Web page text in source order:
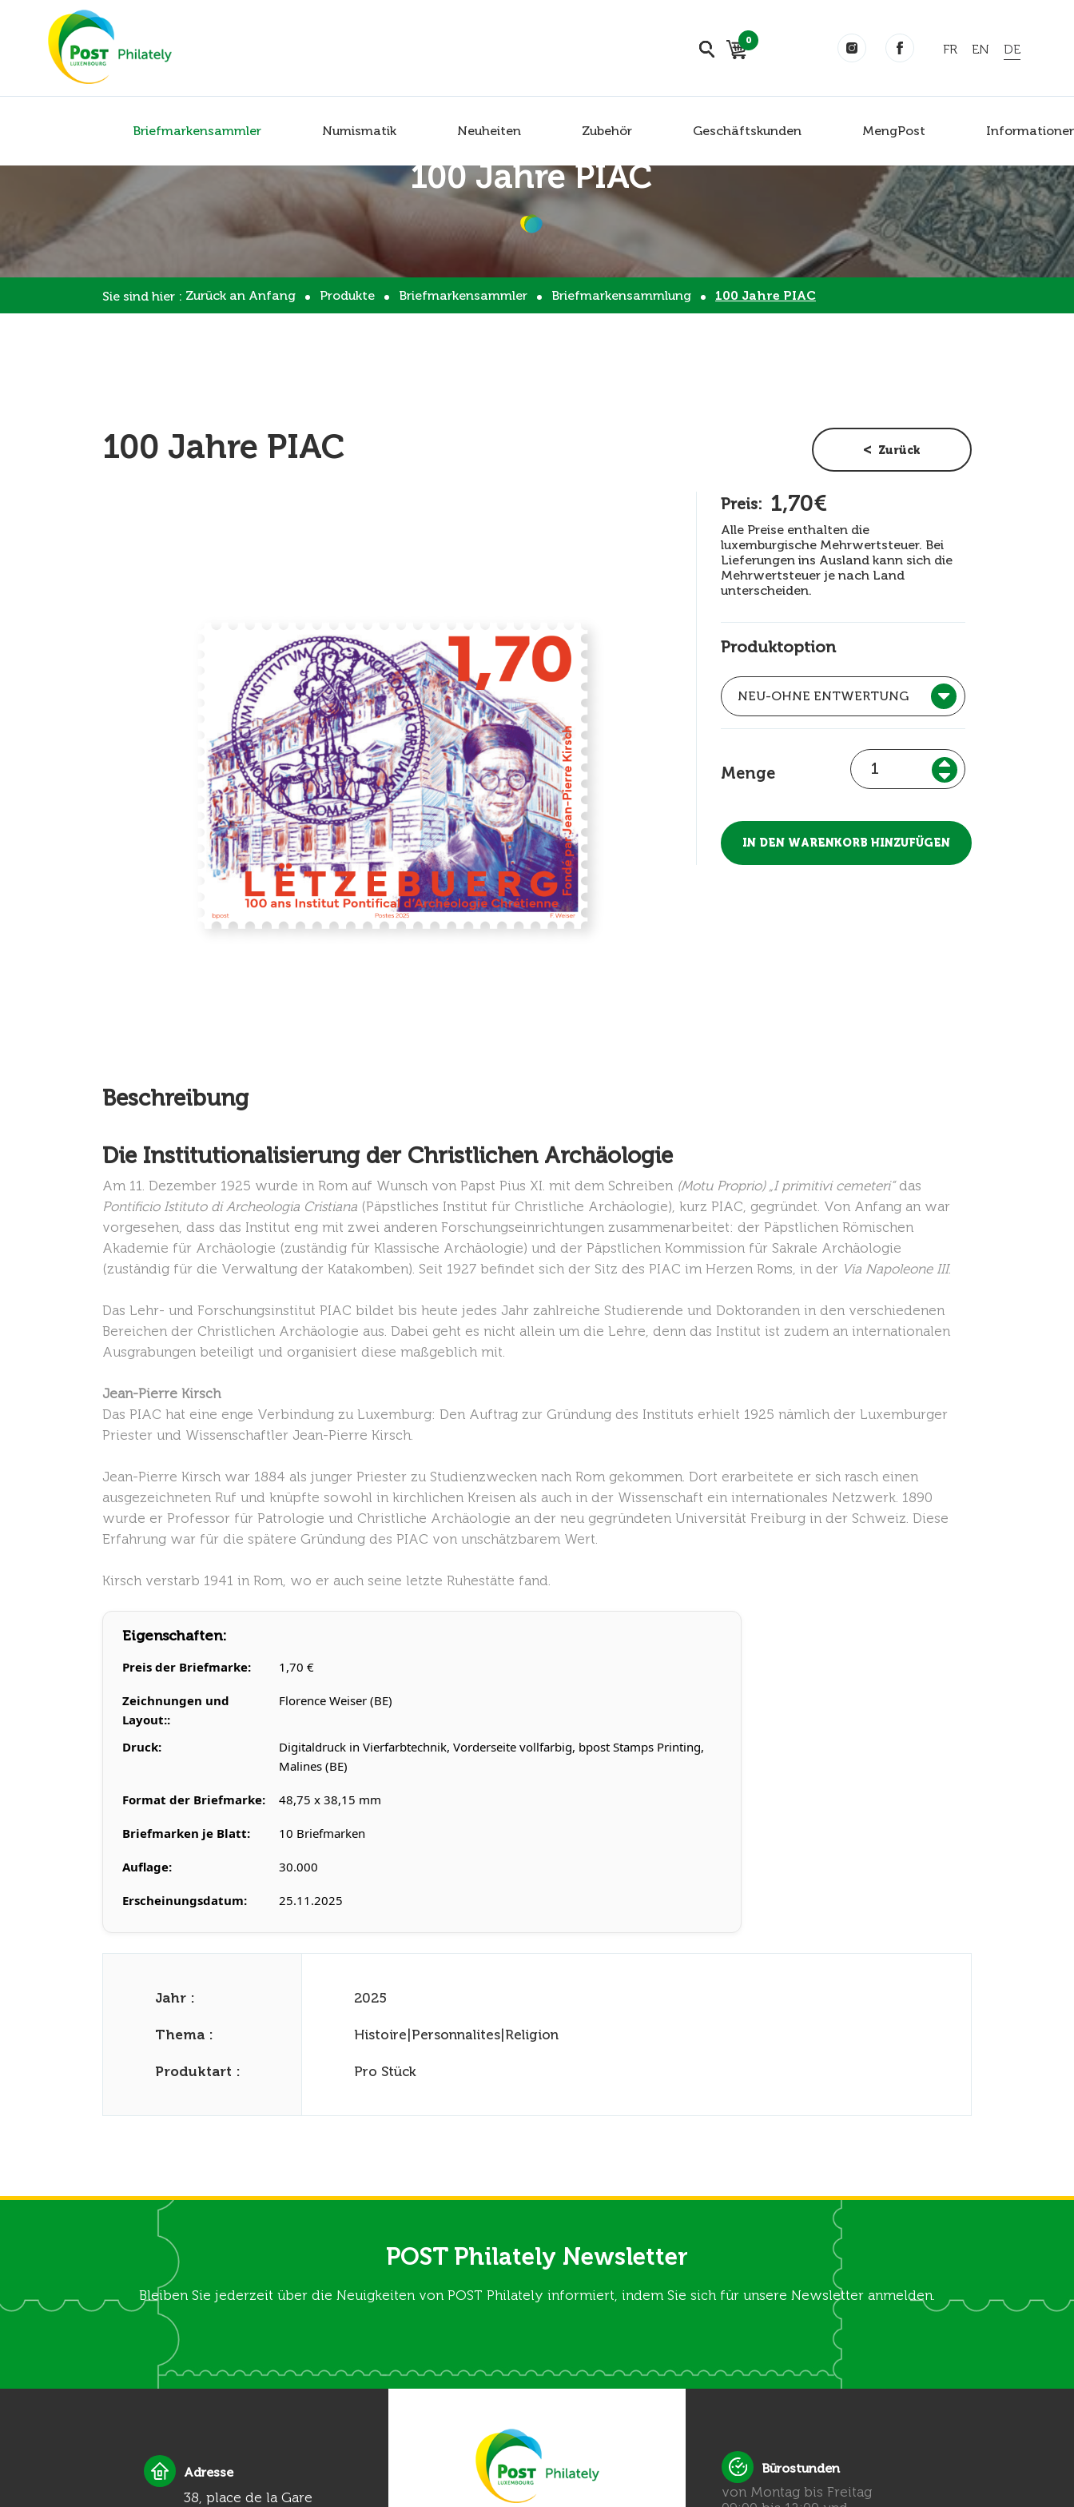
Briefmarkensammler Numismatik Neuheiten Zubehör Geschäftskunden MengPost
0
FR EN DE
100 Jahre PIAC
Sie sind hier : Zurück an Anfang Produkte Briefmarkensammler Briefmarkensammlung 100 Jahre PIAC
100 Jahre PIAC Zurück
Preis: 1,70€
Alle Preise enthalten die
luxemburgische Mehrwertsteuer. Bei
Lieferungen ins Ausland kann sich die
Mehrwertsteuer je nach Land
unterscheiden.
Produktoption
Menge
Beschreibung
Die Institutionalisierung der Christlichen Archäologie
Am 11. Dezember 1925 wurde in Rom auf Wunsch von Papst Pius XI. mit dem Schreiben (Motu Proprio) „I primitivi cemeteri“das
Pontificio Istituto di Archeologia Cristiana (Päpstliches Institut für Christliche Archäologie), kurz PIAC, gegründet. Von Anfang an war
vorgesehen, dass das Institut eng mit zwei anderen Forschungseinrichtungen zusammenarbeitet: der Päpstlichen Römischen
Akademie für Archäologie (zuständig für Klassische Archäologie) und der Päpstlichen Kommission für Sakrale Archäologie
(zuständig für die Verwaltung der Katakomben). Seit 1927 befindet sich der Sitz des PIAC im Herzen Roms, in der Via Napoleone III.
Das Lehr- und Forschungsinstitut PIAC bildet bis heute jedes Jahr zahlreiche Studierende und Doktoranden in den verschiedenen
Bereichen der Christlichen Archäologie aus. Dabei geht es nicht allein um die Lehre, denn das Institut ist zudem an internationalen
Ausgrabungen beteiligt und organisiert diese maßgeblich mit.
Jean-Pierre Kirsch
Das PIAC hat eine enge Verbindung zu Luxemburg: Den Auftrag zur Gründung des Instituts erhielt 1925 nämlich der Luxemburger
Priester und Wissenschaftler Jean-Pierre Kirsch.
Jean-Pierre Kirsch war 1884 als junger Priester zu Studienzwecken nach Rom gekommen. Dort erarbeitete er sich rasch einen
ausgezeichneten Ruf und knüpfte sowohl in kirchlichen Kreisen als auch in der Wissenschaft ein internationales Netzwerk. 1890
wurde er Professor für Patrologie und Christliche Archäologie an der neu gegründeten Universität Freiburg in der Schweiz. Diese
Erfahrung war für die spätere Gründung des PIAC von unschätzbarem Wert.
Kirsch verstarb 1941 in Rom, wo er auch seine letzte Ruhestätte fand.
Eigenschaften:
Preis der Briefmarke: 1,70 €
Zeichnungen und
Layout::
Florence Weiser (BE)
Druck:
Digitaldruck in Vierfarbtechnik, Vorderseite vollfarbig, bpost Stamps Printing,
Malines (BE)
Format der Briefmarke: 48,75 x 38,15 mm
Briefmarken je Blatt: 10 Briefmarken
Auflage: 30.000
Erscheinungsdatum: 25.11.2025
Jahr :
Thema :
Produktart :
2025
Histoire|Personnalites|Religion
Pro Stück
POST Philately Newsletter
Bleiben Sie jederzeit über die Neuigkeiten von POST Philately informiert, indem Sie sich für unsere Newsletter anmelden.
Adresse
38, place de la Gare
Bürostunden
von Montag bis Freitag